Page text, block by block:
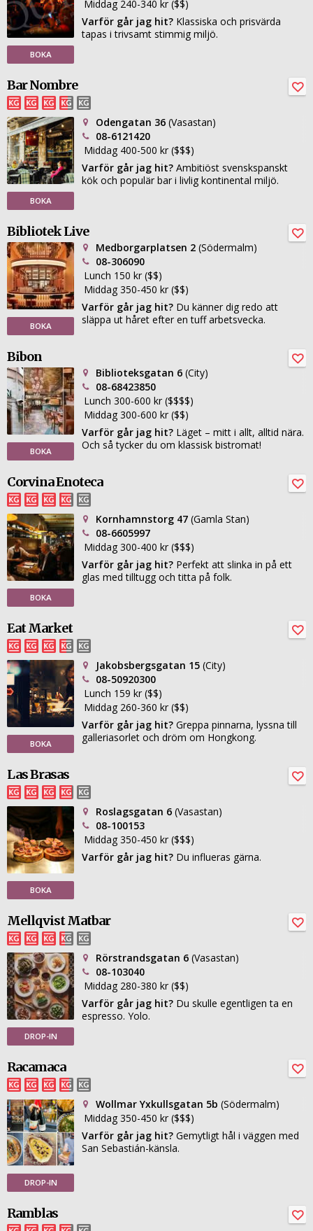
BOKA
Middag 240-340 kr ($$)
Varför går jag hit? Klassiska och prisvärda
tapas i trivsamt stimmig miljö.
Bar Nombre
BOKA
Odengatan 36 (Vasastan)
08-6121420
Middag 400-500 kr ($$$)
Varför går jag hit? Ambitiöst svenskspanskt
kök och populär bar i livlig kontinental miljö.
Bibliotek Live
BOKA
Medborgarplatsen 2 (Södermalm)
08-306090
Lunch 150 kr ($$)
Middag 350-450 kr ($$)
Varför går jag hit? Du känner dig redo att
släppa ut håret efter en tuff arbetsvecka.
Bibon
BOKA
Biblioteksgatan 6 (City)
08-68423850
Lunch 300-600 kr ($$$$)
Middag 300-600 kr ($$)
Varför går jag hit? Läget – mitt i allt, alltid nära.
Och så tycker du om klassisk bistromat!
Corvina Enoteca
BOKA
Kornhamnstorg 47 (Gamla Stan)
08-6605997
Middag 300-400 kr ($$$)
Varför går jag hit? Perfekt att slinka in på ett
glas med tilltugg och titta på folk.
Eat Market
BOKA
Jakobsbergsgatan 15 (City)
08-50920300
Lunch 159 kr ($$)
Middag 260-360 kr ($$)
Varför går jag hit? Greppa pinnarna, lyssna till
galleriasorlet och dröm om Hongkong.
Las Brasas
BOKA
Roslagsgatan 6 (Vasastan)
08-100153
Middag 350-450 kr ($$$)
Varför går jag hit? Du influeras gärna.
Mellqvist Matbar
DROP-IN
Rörstrandsgatan 6 (Vasastan)
08-103040
Middag 280-380 kr ($$)
Varför går jag hit? Du skulle egentligen ta en
espresso. Yolo.
Racamaca
DROP-IN
Wollmar Yxkullsgatan 5b (Södermalm)
Middag 350-450 kr ($$$)
Varför går jag hit? Gemytligt hål i väggen med
San Sebastián-känsla.
Ramblas